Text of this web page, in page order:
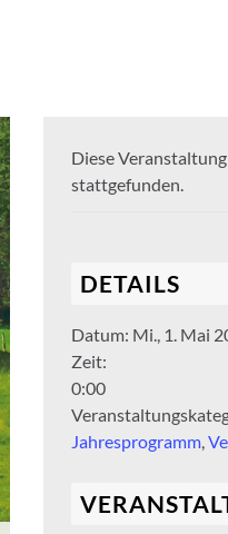
Diese
stattgefunden.
DETAILS
Datum: Mi., 1. Mai
Zeit:
0:00
Jahresprogramm,